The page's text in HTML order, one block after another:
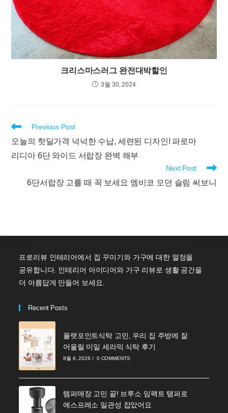
크리스마스러그 완전대박할인
3월 30, 2024
Read
articles
Previous Post
오늘의 핫딜가격 넉넉한 수납, 세련된 디자인! 파로마
리디아 6단 와이드 서랍장 완벽 해부
Next Post
6단서랍장 고를 때 꼭 보세요 엠비코 모던 슬림 써보니
프로리뷰 인테리어에서 집 꾸미기와 가구에 대한 열정을
공유합니다. 인테리어 아이디어와 가구 리뷰로 생활 공간을
더 아름답게 만들어 보세요.
Recent Posts
플랫포인트식탁 고민, 우리 집 주방에 잘
어울릴 미일 세라믹 식탁 후기
8월 6, 2026 / 0 COMMENTS
템퍼매장 고민 끝! 브루소 임팩트 탬퍼로
에스프레소 일관성 잡았어요